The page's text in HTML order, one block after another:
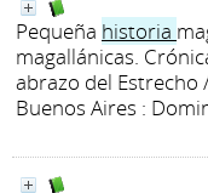
Pequeña historia
magallánicas.
abrazo del Estrecho
Buenos Aires :